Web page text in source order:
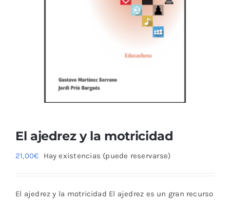
El ajedrez y la motricidad
21,00€ Hay existencias (puede reservarse)
El ajedrez y la motricidad El ajedrez es un gran recurso